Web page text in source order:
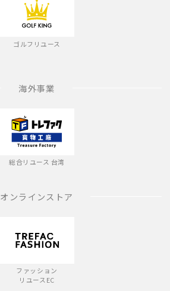
ゴルフリユース
海外事業
総合リユース 台湾
オンラインストア
ファッション
リユースEC